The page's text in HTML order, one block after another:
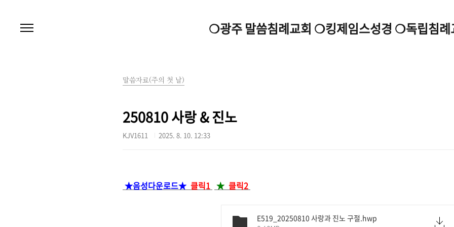
❍광주 말씀침례교회 ❍킹제임스성경 ❍독립침례
말씀자료(주의 첫 날)
250810 사랑 & 진노
KJV1611 2025. 8. 10. 12:33
★음성다운로드★ 클릭1 ★ 클릭2
E519_20250810 사랑과 진노 구절.hwp